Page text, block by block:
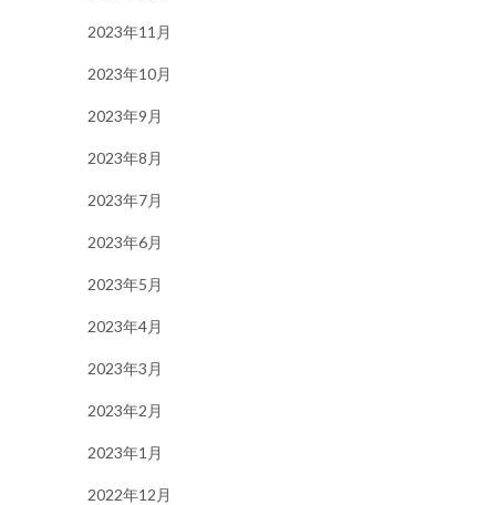
2023年11月
2023年10月
2023年9月
2023年8月
2023年7月
2023年6月
2023年5月
2023年4月
2023年3月
2023年2月
2023年1月
2022年12月